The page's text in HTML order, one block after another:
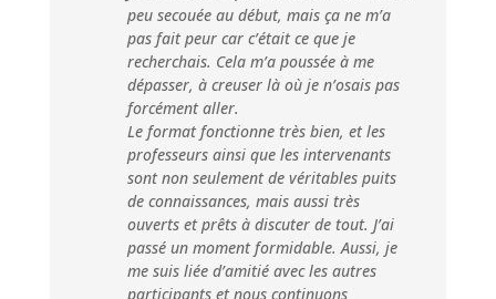
peu secouée au début, mais ça ne m’a
pas fait peur car c’était ce que je
recherchais. Cela m’a poussée à me
dépasser, à creuser là où je n’osais pas
forcément aller.
Le format fonctionne très bien, et les
professeurs ainsi que les intervenants
sont non seulement de véritables puits
de connaissances, mais aussi très
ouverts et prêts à discuter de tout. J’ai
passé un moment formidable. Aussi, je
me suis liée d’amitié avec les autres
participants et nous continuons